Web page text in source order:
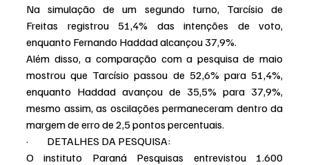
Na simulação de um segundo turno, Tarcísio de
Freitas registrou 51,4% das intenções de voto,
enquanto Fernando Haddad alcançou 37,9%.
Além disso, a comparação com a pesquisa de maio
mostrou que Tarcísio passou de 52,6% para 51,4%,
enquanto Haddad avançou de 35,5% para 37,9%,
mesmo assim, as oscilações permaneceram dentro da
margem de erro de 2,5 pontos percentuais.
·         DETALHES DA PESQUISA:
O instituto Paraná Pesquisas entrevistou 1.600